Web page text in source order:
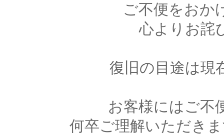
ご不便をおか
心よりお詫
復旧の目途は現
お客様にはご不
何卒ご理解いただき